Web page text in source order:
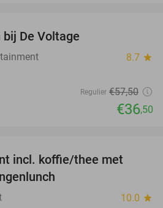
De Voltage
8.7 star
Regulier €57,50
€36,50
incl. koffie/thee met
10.0 star